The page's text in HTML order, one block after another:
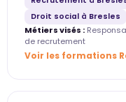
Droit social à Bresles
Métiers visés :
de recrutement
Voir les formations